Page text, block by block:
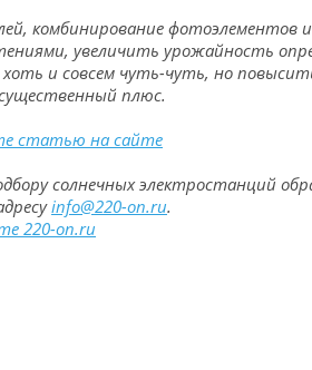
комбинирование
увеличить урожайность
и совсем чуть-чуть, но
плюс.
статью на сайте
солнечных электростанций
info@220-on.ru.
220-on.ru